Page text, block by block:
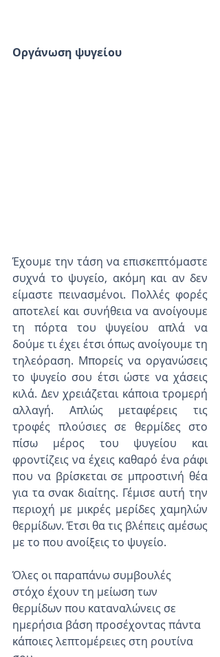
Οργάνωση ψυγείου
Έχουμε την τάση να επισκεπτόμαστε
συχνά το ψυγείο, ακόμη και αν δεν
είμαστε πεινασμένοι. Πολλές φορές
αποτελεί και συνήθεια να ανοίγουμε
τη πόρτα του ψυγείου απλά να
δούμε τι έχει έτσι όπως ανοίγουμε τη
τηλεόραση. Μπορείς να οργανώσεις
το ψυγείο σου έτσι ώστε να χάσεις
κιλά. Δεν χρειάζεται κάποια τρομερή
αλλαγή. Απλώς μεταφέρεις τις
τροφές πλούσιες σε θερμίδες στο
πίσω μέρος του ψυγείου και
φροντίζεις να έχεις καθαρό ένα ράφι
που να βρίσκεται σε μπροστινή θέα
για τα σνακ διαίτης. Γέμισε αυτή την
περιοχή με μικρές μερίδες χαμηλών
θερμίδων. Έτσι θα τις βλέπεις αμέσως
με το που ανοίξεις το ψυγείο.
Όλες οι παραπάνω συμβουλές
στόχο έχουν τη μείωση των
θερμίδων που καταναλώνεις σε
ημερήσια βάση προσέχοντας πάντα
κάποιες λεπτομέρειες στη ρουτίνα